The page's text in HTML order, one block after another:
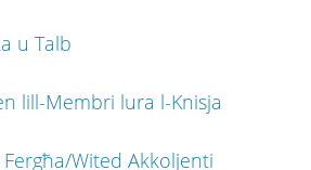
u Talb
lill-Membri lura l-Knisja
Wited Akkoljenti